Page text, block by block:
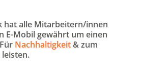
hat alle Mitarbeitern/innen
E-Mobil gewährt um einen
Nachhaltigkeit& zum